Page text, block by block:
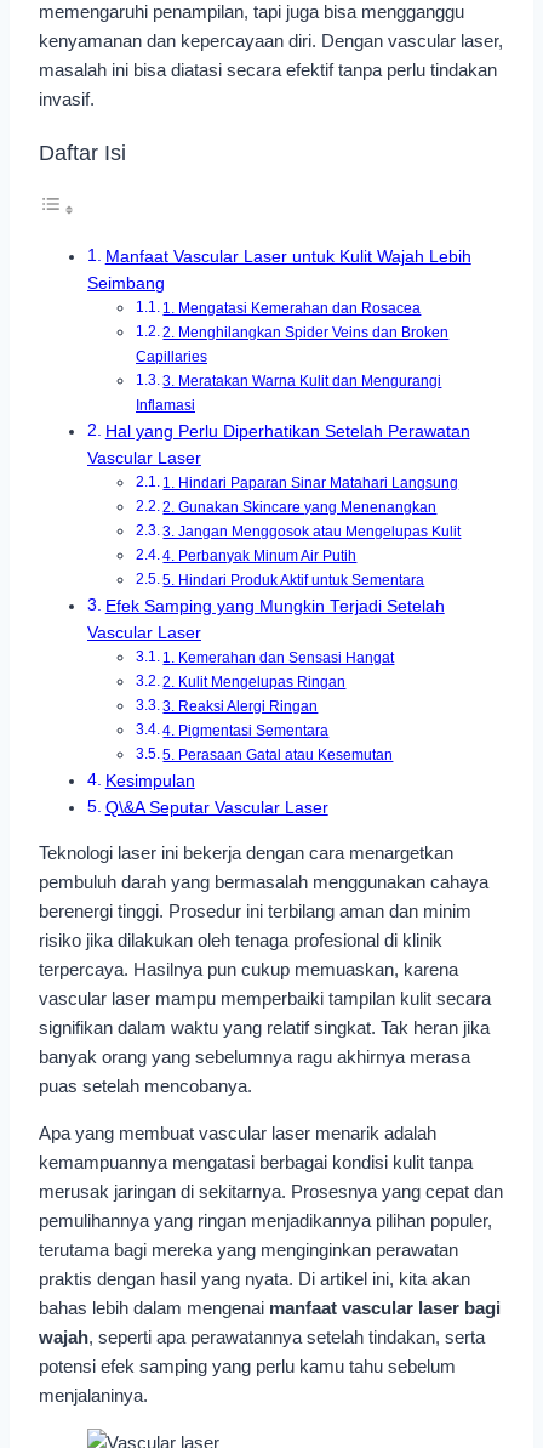
memengaruhi penampilan, tapi juga bisa mengganggu
kenyamanan dan kepercayaan diri. Dengan vascular laser,
masalah ini bisa diatasi secara efektif tanpa perlu tindakan
invasif.
Daftar Isi
Manfaat Vascular Laser untuk Kulit Wajah Lebih
Seimbang
1. Mengatasi Kemerahan dan Rosacea
2. Menghilangkan Spider Veins dan Broken
Capillaries
3. Meratakan Warna Kulit dan Mengurangi
Inflamasi
Hal yang Perlu Diperhatikan Setelah Perawatan
Vascular Laser
1. Hindari Paparan Sinar Matahari Langsung
2. Gunakan Skincare yang Menenangkan
3. Jangan Menggosok atau Mengelupas Kulit
4. Perbanyak Minum Air Putih
5. Hindari Produk Aktif untuk Sementara
Efek Samping yang Mungkin Terjadi Setelah
Vascular Laser
1. Kemerahan dan Sensasi Hangat
2. Kulit Mengelupas Ringan
3. Reaksi Alergi Ringan
4. Pigmentasi Sementara
5. Perasaan Gatal atau Kesemutan
Kesimpulan
Q\&A Seputar Vascular Laser
Teknologi laser ini bekerja dengan cara menargetkan
pembuluh darah yang bermasalah menggunakan cahaya
berenergi tinggi. Prosedur ini terbilang aman dan minim
risiko jika dilakukan oleh tenaga profesional di klinik
terpercaya. Hasilnya pun cukup memuaskan, karena
vascular laser mampu memperbaiki tampilan kulit secara
signifikan dalam waktu yang relatif singkat. Tak heran jika
banyak orang yang sebelumnya ragu akhirnya merasa
puas setelah mencobanya.
Apa yang membuat vascular laser menarik adalah
kemampuannya mengatasi berbagai kondisi kulit tanpa
merusak jaringan di sekitarnya. Prosesnya yang cepat dan
pemulihannya yang ringan menjadikannya pilihan populer,
terutama bagi mereka yang menginginkan perawatan
praktis dengan hasil yang nyata. Di artikel ini, kita akan
bahas lebih dalam mengenai manfaat vascular laser bagi
wajah, seperti apa perawatannya setelah tindakan, serta
potensi efek samping yang perlu kamu tahu sebelum
menjalaninya.